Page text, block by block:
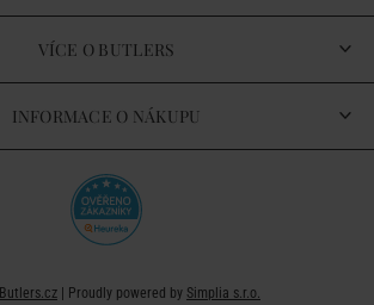
VÍCE O BUTLERS
INFORMACE O NÁKUPU
Butlers.cz | Proudly powered by Simplia s.r.o.